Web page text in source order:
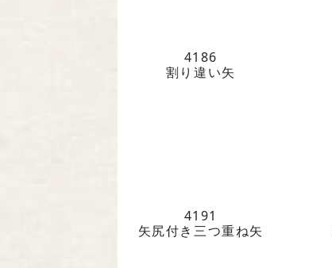
4186
割り違い矢
4191
矢尻付き三つ重ね矢